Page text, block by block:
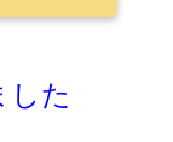
した